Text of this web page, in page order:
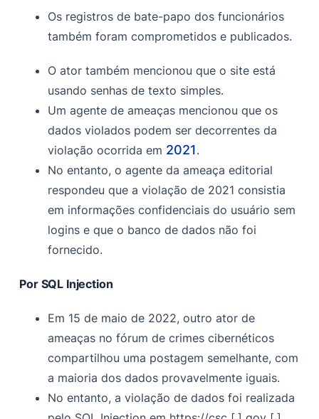
Os registros de bate-papo dos funcionários
também foram comprometidos e publicados.
O ator também mencionou que o site está
usando senhas de texto simples.
Um agente de ameaças mencionou que os
dados violados podem ser decorrentes da
violação ocorrida em 2021.
No entanto, o agente da ameaça editorial
respondeu que a violação de 2021 consistia
em informações confidenciais do usuário sem
logins e que o banco de dados não foi
fornecido.
Por SQL Injection
Em 15 de maio de 2022, outro ator de
ameaças no fórum de crimes cibernéticos
compartilhou uma postagem semelhante, com
a maioria dos dados provavelmente iguais.
No entanto, a violação de dados foi realizada